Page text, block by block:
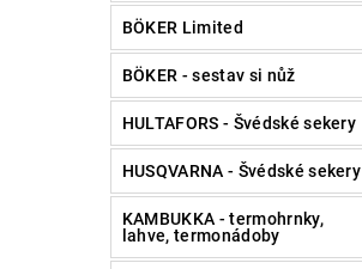
BÖKER Limited
BÖKER - sestav si nůž
HULTAFORS - Švédské sekery
HUSQVARNA - Švédské sekery
KAMBUKKA - termohrnky,
lahve, termonádoby